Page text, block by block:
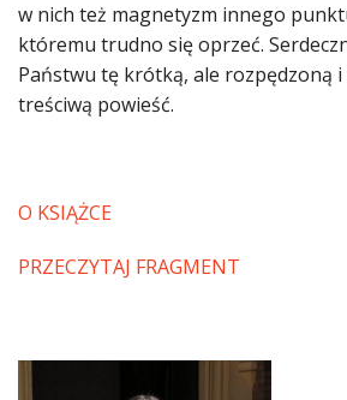
w nich też magnetyzm innego
któremu trudno się oprzeć.
Państwu tę krótką, ale rozpędzoną
treściwą powieść.
O KSIĄŻCE
PRZECZYTAJ FRAGMENT